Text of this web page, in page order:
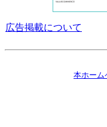
広告掲載について
本ホーム